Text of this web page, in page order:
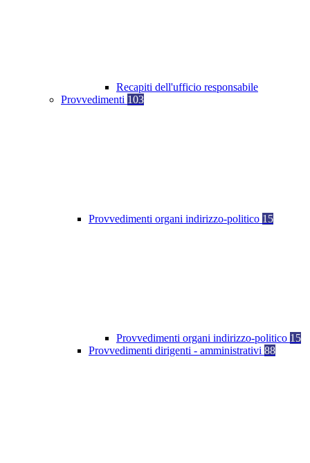
Recapiti dell'ufficio responsabile
Provvedimenti 103
Provvedimenti organi indirizzo-politico 15
Provvedimenti organi indirizzo-politico 15
Provvedimenti dirigenti - amministrativi 88